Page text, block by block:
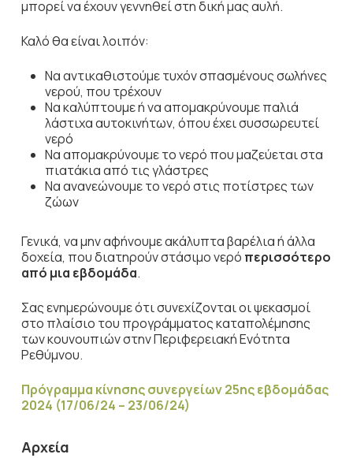
μπορεί να έχουν γεννηθεί στη δική μας αυλή.
Καλό θα είναι λοιπόν:
Να αντικαθιστούμε τυχόν σπασμένους σωλήνες
νερού, που τρέχουν
Να καλύπτουμε ή να απομακρύνουμε παλιά
λάστιχα αυτοκινήτων, όπου έχει συσσωρευτεί
νερό
Να απομακρύνουμε το νερό που μαζεύεται στα
πιατάκια από τις γλάστρες
Να ανανεώνουμε το νερό στις ποτίστρες των
ζώων
Γενικά, να μην αφήνουμε ακάλυπτα βαρέλια ή άλλα
δοχεία, που διατηρούν στάσιμο νερό περισσότερο
από μια εβδομάδα.
Σας ενημερώνουμε ότι συνεχίζονται οι ψεκασμοί
στο πλαίσιο του προγράμματος καταπολέμησης
των κουνουπιών στην Περιφερειακή Ενότητα
Ρεθύμνου.
Πρόγραμμα κίνησης συνεργείων 25ης εβδομάδας
2024 (17/06/24 – 23/06/24)
Αρχεία